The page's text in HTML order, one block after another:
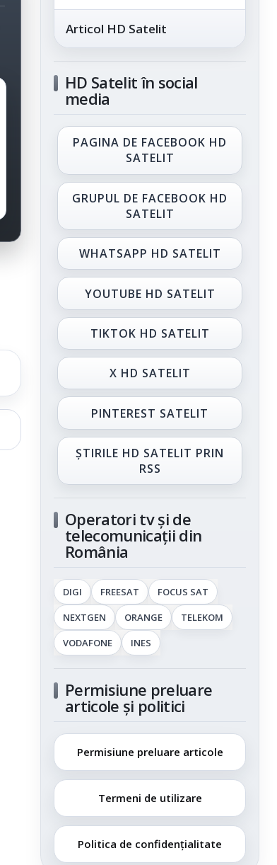
Articol HD Satelit
HD Satelit în social
media
PAGINA DE FACEBOOK HD
SATELIT
GRUPUL DE FACEBOOK HD
SATELIT
WHATSAPP HD SATELIT
YOUTUBE HD SATELIT
TIKTOK HD SATELIT
X HD SATELIT
PINTEREST SATELIT
ȘTIRILE HD SATELIT PRIN
RSS
Operatori tv și de
telecomunicații din
România
DIGI FREESAT
FOCUS SAT
NEXTGEN
ORANGE
TELEKOM
VODAFONE
INES
Permisiune preluare
articole și politici
Permisiune preluare articole
Termeni de utilizare
Politica de confidențialitate